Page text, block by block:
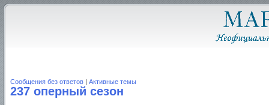
Сообщения без ответов | Активные темы
237 оперный сезон